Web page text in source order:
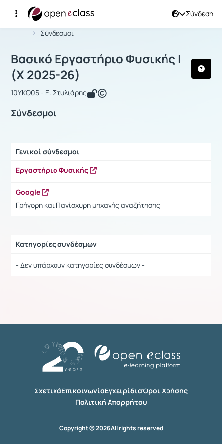
Σύνδεση
Αρχική Σελίδα
Σύνδεσμοι
Μάθημα : Βασικό Εργαστήριο
Βασικό Εργαστήριο Φυσικής I
(Χ 2025-26)
10ΥΚΟ05 - Ε. Στυλιάρης
Σύνδεσμοι
Γενικοί σύνδεσμοι
Εργαστήριο Φυσικής
Google
Γρήγορη και Πανίσχυρη μηχανής αναζήτησης
Κατηγορίες συνδέσμων
- Δεν υπάρχουν κατηγορίες συνδέσμων -
ΣχετικάΕπικοινωνίαΕγχειρίδιαΌροι Χρήσης
Πολιτική Απορρήτου
Copyright © 2026 All rights reserved